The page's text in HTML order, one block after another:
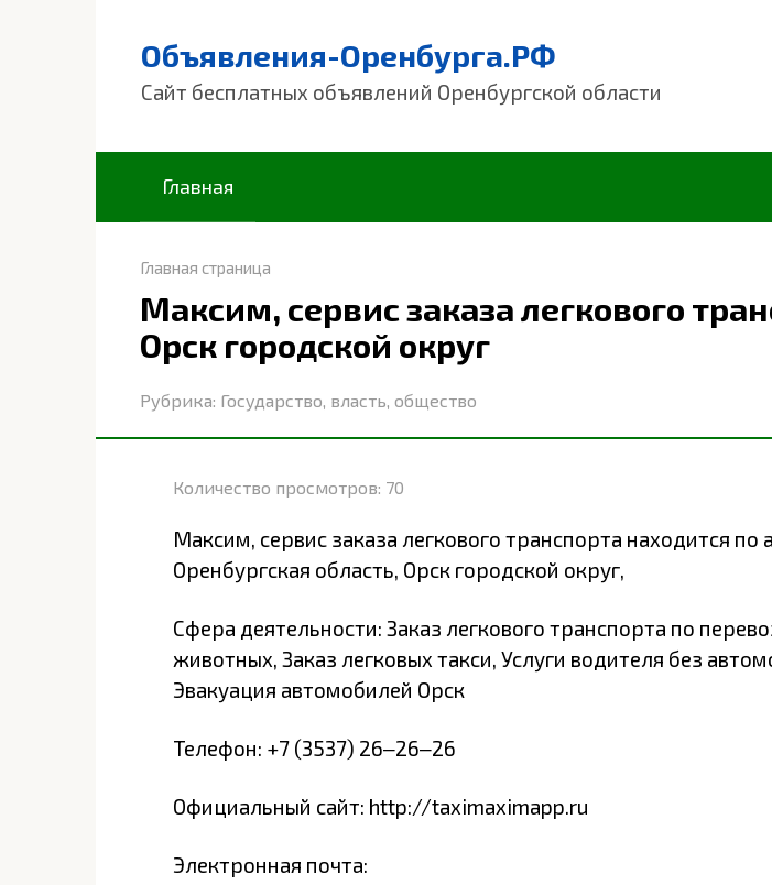
Объявления-Оренбурга.РФ
Сайт бесплатных объявлений Оренбургской области
Главная
Главная страница
Максим, сервис заказа легкового
Орск городской округ
Рубрика: Государство, власть, общество
Количество просмотров: 70
Максим, сервис заказа легкового транспорта находится по
Оренбургская область, Орск городской округ,
Сфера деятельности: Заказ легкового транспорта по
животных, Заказ легковых такси, Услуги водителя без
Эвакуация автомобилей Орск
Телефон: +7 (3537) 26‒26‒26
Официальный сайт: http://taximaximapp.ru
Электронная почта: